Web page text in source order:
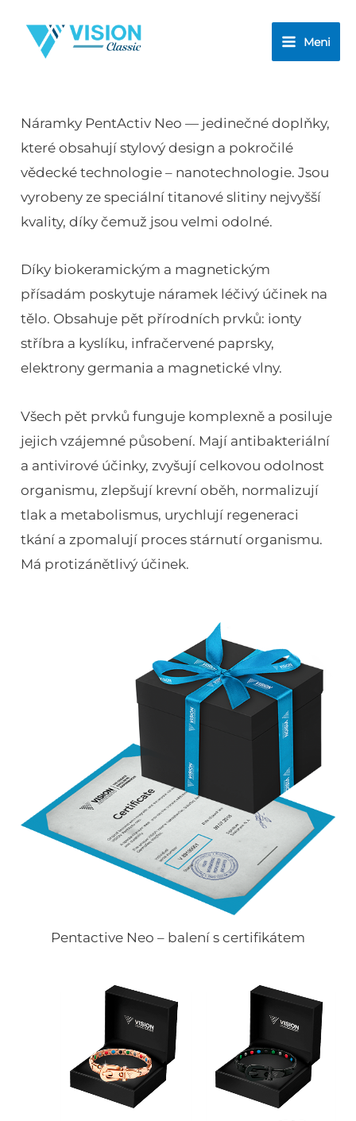
Meni
Náramky PentActiv Neo — jedinečné doplňky,
které obsahují stylový design a pokročilé
vědecké technologie – nanotechnologie. Jsou
vyrobeny ze speciální titanové slitiny nejvyšší
kvality, díky čemuž jsou velmi odolné.
Díky biokeramickým a magnetickým
přísadám poskytuje náramek léčivý účinek na
tělo. Obsahuje pět přírodních prvků: ionty
stříbra a kyslíku, infračervené paprsky,
elektrony germania a magnetické vlny.
Všech pět prvků funguje komplexně a posiluje
jejich vzájemné působení. Mají antibakteriální
a antivirové účinky, zvyšují celkovou odolnost
organismu, zlepšují krevní oběh, normalizují
tlak a metabolismus, urychlují regeneraci
tkání a zpomalují proces stárnutí organismu.
Má protizánětlivý účinek.
Pentactive Neo – balení s certifikátem